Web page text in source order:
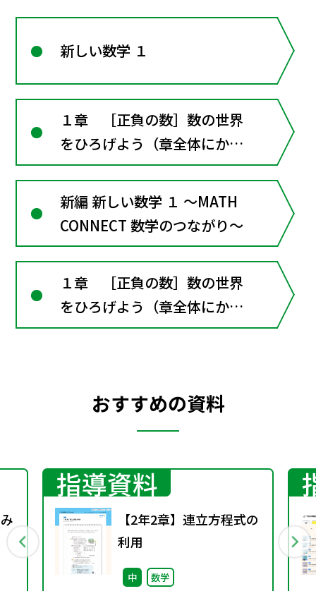
新しい数学 １
１章 ［正負の数］数の世界
をひろげよう（章全体にかか
わる資料）
新編 新しい数学 １ ～MATH
CONNECT 数学のつながり～
１章 ［正負の数］数の世界
をひろげよう（章全体にかか
わる資料）
おすすめの資料
指導資料
【2年2章】連立方程式の
利用
中 数学